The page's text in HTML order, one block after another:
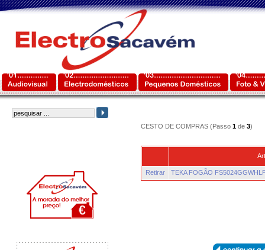
CESTO DE COMPRAS (Passo 1de 3)
Retirar TEKA FOGÃO